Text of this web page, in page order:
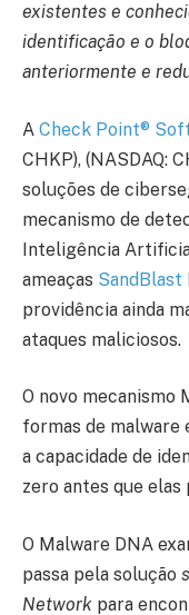
existentes e
identificação e o
anteriormente e
A Check Point®
CHKP), (NASDAQ:
soluções de
mecanismo de
Inteligência
ameaças
providência ainda
ataques maliciosos.
O novo mecanismo
formas de malware
a capacidade de
zero antes que elas
O Malware DNA
passa pela solução
Network para